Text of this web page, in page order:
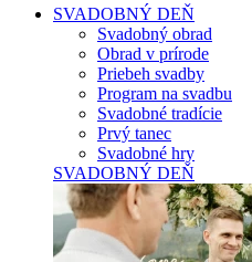
SVADOBNÝ DEŇ
Svadobný obrad
Obrad v prírode
Priebeh svadby
Program na svadbu
Svadobné tradície
Prvý tanec
Svadobné hry
SVADOBNÝ DEŇ